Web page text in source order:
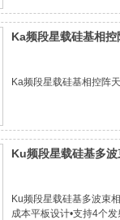
15GHz~17GHz在15.5-
Ka频段星载硅基相控
Ka频段星载硅基相控阵
Ku频段星载硅基多
Ku频段星载硅基多波束
成本平板设计•支持4个